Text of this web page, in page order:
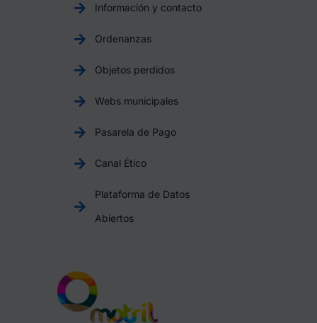
Información y contacto
Ordenanzas
Objetos perdidos
Webs municipales
Pasarela de Pago
Canal Ético
Plataforma de Datos
Abiertos